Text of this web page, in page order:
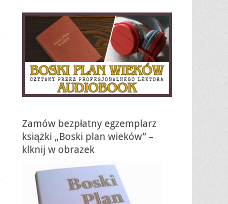
Zamów bezpłatny egzemplarz
książki „Boski plan wieków” –
klknij w obrazek